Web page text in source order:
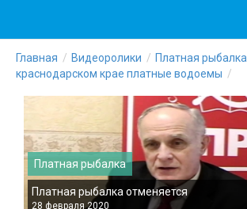
Главная Видеоролики Платная рыбалка
краснодарском крае платные водоемы
Платная рыбалка
Платная рыбалка отменяется
28 февраля 2020